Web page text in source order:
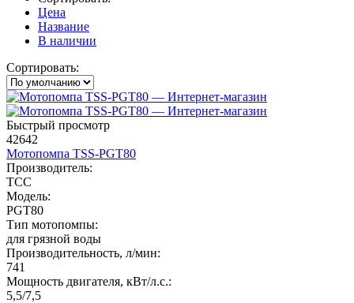
Цена
Название
В наличии
Сортировать:
Быстрый просмотр
42642
Мотопомпа TSS-PGT80
Производитель:
ТСС
Модель:
PGT80
Тип мотопомпы:
для грязной воды
Производительность, л/мин:
741
Мощность двигателя, кВт/л.с.:
5,5/7,5